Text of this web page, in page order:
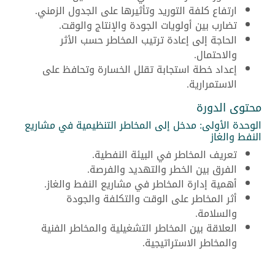
ارتفاع كلفة التوريد وتأثيرها على الجدول الزمني.
تضارب بين أولويات الجودة والإنتاج والوقت.
الحاجة إلى إعادة ترتيب المخاطر حسب الأثر
والاحتمال.
إعداد خطة استجابة تقلل الخسارة وتحافظ على
الاستمرارية.
محتوى الدورة
الوحدة الأولى: مدخل إلى المخاطر التنظيمية في مشاريع
النفط والغاز
تعريف المخاطر في البيئة النفطية.
الفرق بين الخطر والتهديد والفرصة.
أهمية إدارة المخاطر في مشاريع النفط والغاز.
أثر المخاطر على الوقت والتكلفة والجودة
والسلامة.
العلاقة بين المخاطر التشغيلية والمخاطر الفنية
والمخاطر الاستراتيجية.